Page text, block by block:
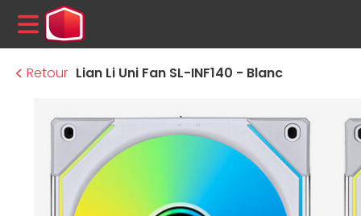
MENU
Retour Lian Li Uni Fan SL-INF140 - Blanc